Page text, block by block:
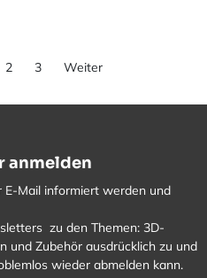
2 3 Weiter
anmelden
E-Mail informiert werden und
zu den Themen: 3D-
und Zubehör ausdrücklich zu und
wieder abmelden kann.